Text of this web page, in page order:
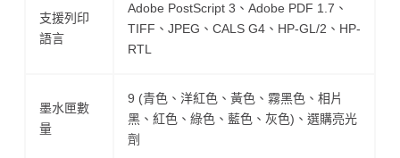
支援列印
語言
Adobe PostScript 3、Adobe PDF 1.7、
TIFF、JPEG、CALS G4、HP-GL/2、HP-
RTL
墨水匣數
量
9 (青色、洋紅色、黃色、霧黑色、相片
黑、紅色、綠色、藍色、灰色)、選購亮光
劑